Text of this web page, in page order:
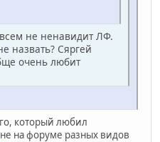
не ненавидит ЛФ.
назвать? Сяргей
очень любит
который любил
на форуме разных видов